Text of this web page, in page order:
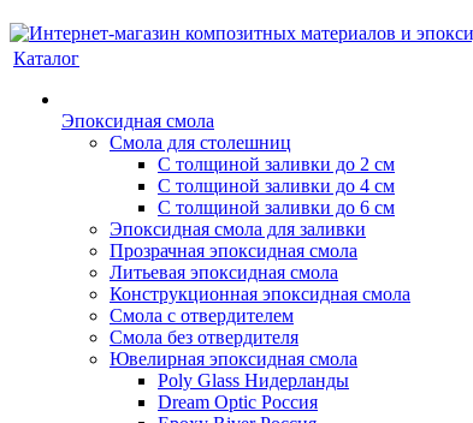
Каталог
Эпоксидная смола
Смола для столешниц
С толщиной заливки до 2 см
С толщиной заливки до 4 см
С толщиной заливки до 6 см
Эпоксидная смола для заливки
Прозрачная эпоксидная смола
Литьевая эпоксидная смола
Конструкционная эпоксидная смола
Смола с отвердителем
Смола без отвердителя
Ювелирная эпоксидная смола
Poly Glass Нидерланды
Dream Optic Россия